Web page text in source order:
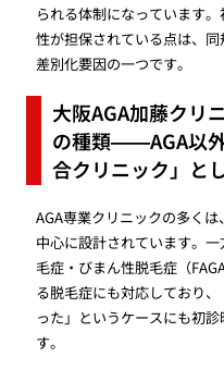
られる体制になっています
性が担保されている点は、
差別化要因の一つです。
大阪AGA加藤クリ
の種類——AGA以
合クリニック」と
AGA専業クリニックの多く
中心に設計されています。
毛症・びまん性脱毛症（
る脱毛症にも対応しており
った」というケースにも初
す。